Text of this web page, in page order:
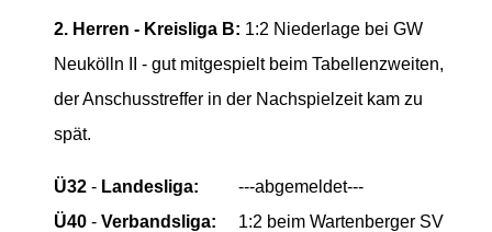
2. Herren - Kreisliga B: 1:2 Niederlage bei GW
Neukölln II - gut mitgespielt beim Tabellenzweiten,
der Anschusstreffer in der Nachspielzeit kam zu
spät.
Ü32 - Landesliga: ---abgemeldet---
Ü40 - Verbandsliga: 1:2 beim Wartenberger SV